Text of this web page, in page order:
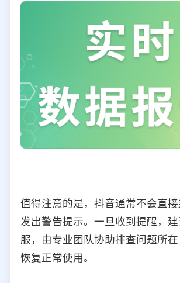
值得注意的是，抖音通常不会直
发出警告提示。一旦收到提醒，
服，由专业团队协助排查问题所
恢复正常使用。